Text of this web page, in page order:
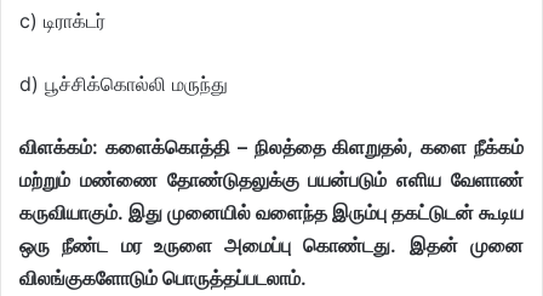
c) டிராக்டர்
d) பூச்சிக்கொல்லி மருந்து
விளக்கம்: களைக்கொத்தி – நிலத்தை கிளறுதல், களை நீக்கம்
மற்றும் மண்ணை தோண்டுதலுக்கு பயன்படும் எளிய வேளாண்
கருவியாகும். இது முனையில் வளைந்த இரும்பு தகட்டுடன் கூடிய
ஒரு நீண்ட மர உருளை அமைப்பு கொண்டது. இதன் முனை
விலங்குகளோடும் பொருத்தப்படலாம்.